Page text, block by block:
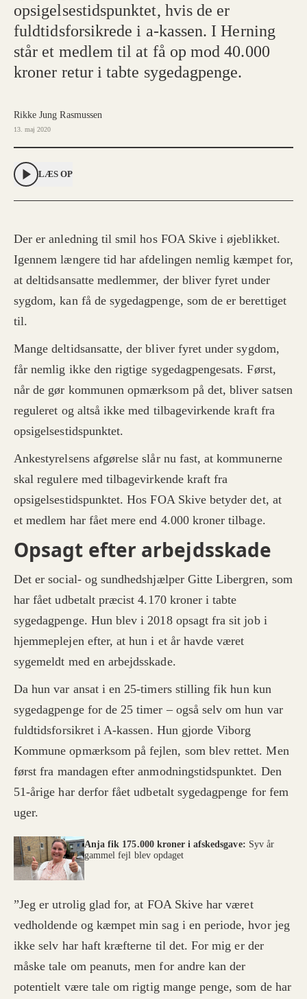
opsigelsestidspunktet, hvis de er
fuldtidsforsikrede i a-kassen. I Herning
står et medlem til at få op mod 40.000
kroner retur i tabte sygedagpenge.
Rikke Jung Rasmussen
13. maj 2020
LÆS OP
Der er anledning til smil hos FOA Skive i øjeblikket.
Igennem længere tid har afdelingen nemlig kæmpet for,
at deltidsansatte medlemmer, der bliver fyret under
sygdom, kan få de sygedagpenge, som de er berettiget
til.
Mange deltidsansatte, der bliver fyret under sygdom,
får nemlig ikke den rigtige sygedagpengesats. Først,
når de gør kommunen opmærksom på det, bliver satsen
reguleret og altså ikke med tilbagevirkende kraft fra
opsigelsestidspunktet.
Ankestyrelsens afgørelse slår nu fast, at kommunerne
skal regulere med tilbagevirkende kraft fra
opsigelsestidspunktet. Hos FOA Skive betyder det, at
et medlem har fået mere end 4.000 kroner tilbage.
Opsagt efter arbejdsskade
Det er social- og sundhedshjælper Gitte Libergren, som
har fået udbetalt præcist 4.170 kroner i tabte
sygedagpenge. Hun blev i 2018 opsagt fra sit job i
hjemmeplejen efter, at hun i et år havde været
sygemeldt med en arbejdsskade.
Da hun var ansat i en 25-timers stilling fik hun kun
sygedagpenge for de 25 timer – også selv om hun var
fuldtidsforsikret i A-kassen. Hun gjorde Viborg
Kommune opmærksom på fejlen, som blev rettet. Men
først fra mandagen efter anmodningstidspunktet. Den
51-årige har derfor fået udbetalt sygedagpenge for fem
uger.
Anja fik 175.000 kroner i afskedsgave: Syv år
gammel fejl blev opdaget
”Jeg er utrolig glad for, at FOA Skive har været
vedholdende og kæmpet min sag i en periode, hvor jeg
ikke selv har haft kræfterne til det. For mig er der
måske tale om peanuts, men for andre kan der
potentielt være tale om rigtig mange penge, som de har